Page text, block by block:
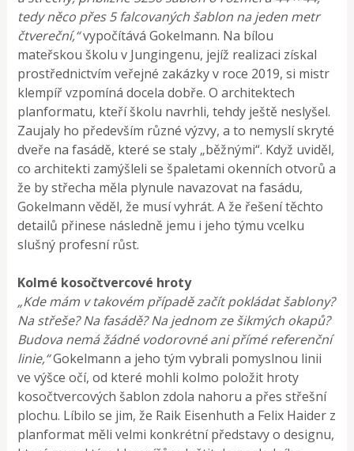
tedy něco přes 5 falcovaných šablon na jeden metr
čtvereční,“vypočítává Gokelmann. Na bílou
mateřskou školu v Jungingenu, jejíž realizaci získal
prostřednictvím veřejné zakázky v roce 2019, si mistr
klempíř vzpomíná docela dobře. O architektech
planformatu, kteří školu navrhli, tehdy ještě neslyšel.
Zaujaly ho především různé výzvy, a to nemyslí skryté
dveře na fasádě, které se staly „běžnými“. Když uviděl,
co architekti zamýšleli se špaletami okenních otvorů a
že by střecha měla plynule navazovat na fasádu,
Gokelmann věděl, že musí vyhrát. A že řešení těchto
detailů přinese následně jemu i jeho týmu vcelku
slušný profesní růst.
Kolmé kosočtvercové hroty
„Kde mám v takovém případě začít pokládat šablony?
Na střeše? Na fasádě? Na jednom ze šikmých okapů?
Budova nemá žádné vodorovné ani přímé referenční
linie,“Gokelmann a jeho tým vybrali pomyslnou linii
ve výšce očí, od které mohli kolmo položit hroty
kosočtvercových šablon zdola nahoru a přes střešní
plochu. Líbilo se jim, že Raik Eisenhuth a Felix Haider z
planformat měli velmi konkrétní představy o designu,